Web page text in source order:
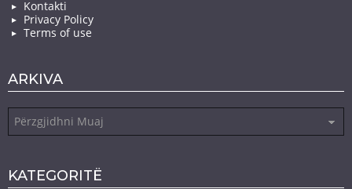
Kontakti
Privacy Policy
Terms of use
ARKIVA
KATEGORITË